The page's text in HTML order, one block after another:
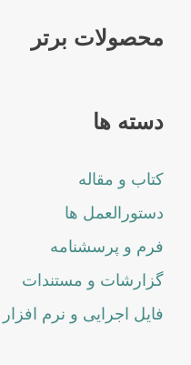
محصولات برتر
دسته ها
کتاب و مقاله
دستورالعمل ها
فرم و پرسشنامه
گزارشات و مستندات
فایل اجرایی و نرم افزار